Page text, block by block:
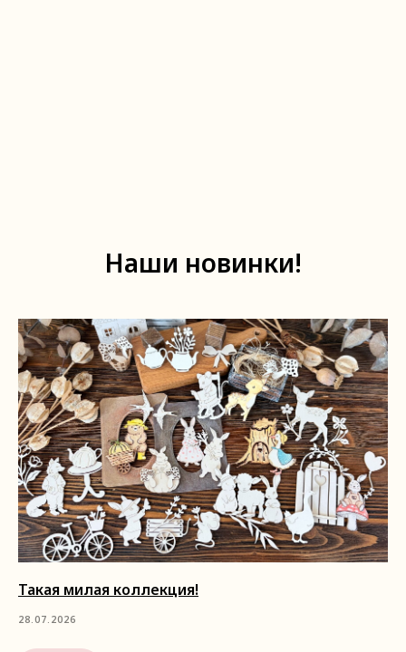
Наши новинки!
Такая милая коллекция!
28.07.2026